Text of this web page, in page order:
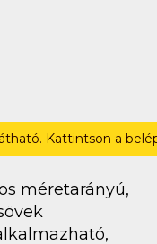
Kattintson a
méretarányú,